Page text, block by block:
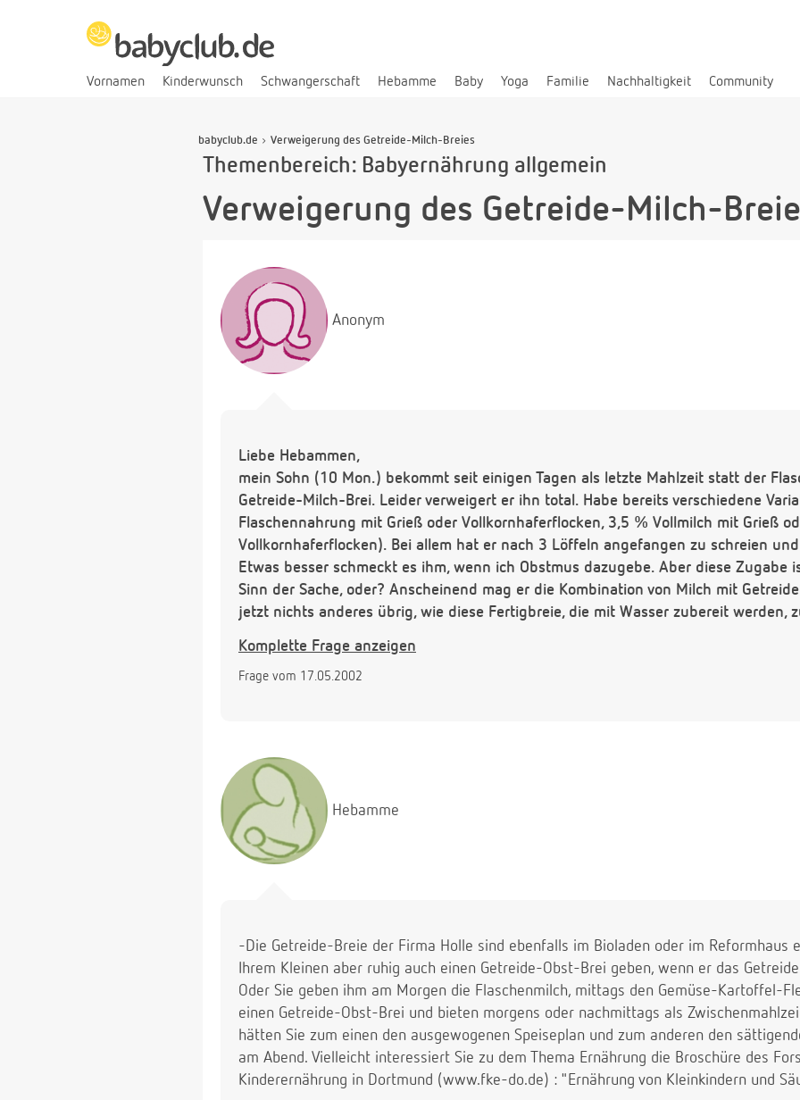
Vornamen Kinderwunsch Schwangerschaft Hebamme Baby Yoga Familie Nachhaltigkeit Community
babyclub.de Verweigerung des Getreide-Milch-Breies
Themenbereich: Babyernährung allgemein
Verweigerung des Getreide-Milch-
Anonym
Liebe Hebammen,
mein Sohn (10 Mon.) bekommt seit einigen Tagen als letzte Mahlzeit statt der
Getreide-Milch-Brei. Leider verweigert er ihn total. Habe bereits verschiedene
Flaschennahrung mit Grieß oder Vollkornhaferflocken, 3,5 % Vollmilch mit Grieß
Vollkornhaferflocken). Bei allem hat er nach 3 Löffeln angefangen zu schreien
Etwas besser schmeckt es ihm, wenn ich Obstmus dazugebe. Aber diese Zugabe
Sinn der Sache, oder? Anscheinend mag er die Kombination von Milch mit
jetzt nichts anderes übrig, wie diese Fertigbreie, die mit Wasser zubereit werden,
Holle? Die sollen auch nicht schlecht sein.
Was kann ich meinem Sohn alternativ zu Getreide-Milch-Breien noch geben?
Komplette Frage anzeigen
Frage vom 17.05.2002
Hebamme
-Die Getreide-Breie der Firma Holle sind ebenfalls im Bioladen oder im Reformhaus
Ihrem Kleinen aber ruhig auch einen Getreide-Obst-Brei geben, wenn er das
Oder Sie geben ihm am Morgen die Flaschenmilch, mittags den Gemüse-Kartoffel-
einen Getreide-Obst-Brei und bieten morgens oder nachmittags als
hätten Sie zum einen den ausgewogenen Speiseplan und zum anderen den
am Abend. Vielleicht interessiert Sie zu dem Thema Ernährung die Broschüre des
Kinderernährung in Dortmund (www.fke-do.de) : "Ernährung von Kleinkindern und